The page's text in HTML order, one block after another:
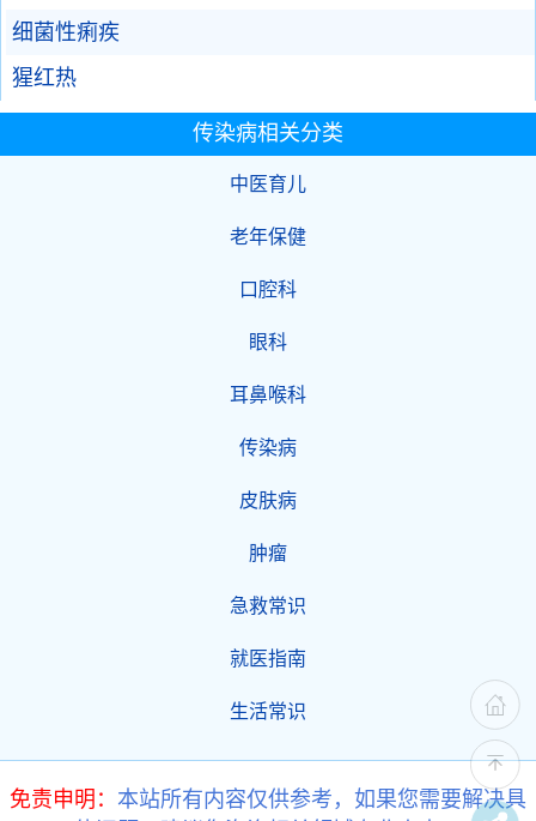
细菌性痢疾
猩红热
传染病相关分类
中医育儿
老年保健
口腔科
眼科
耳鼻喉科
传染病
皮肤病
肿瘤
急救常识
就医指南
生活常识
免责申明： 本站所有内容仅供参考，如果您需要解决具